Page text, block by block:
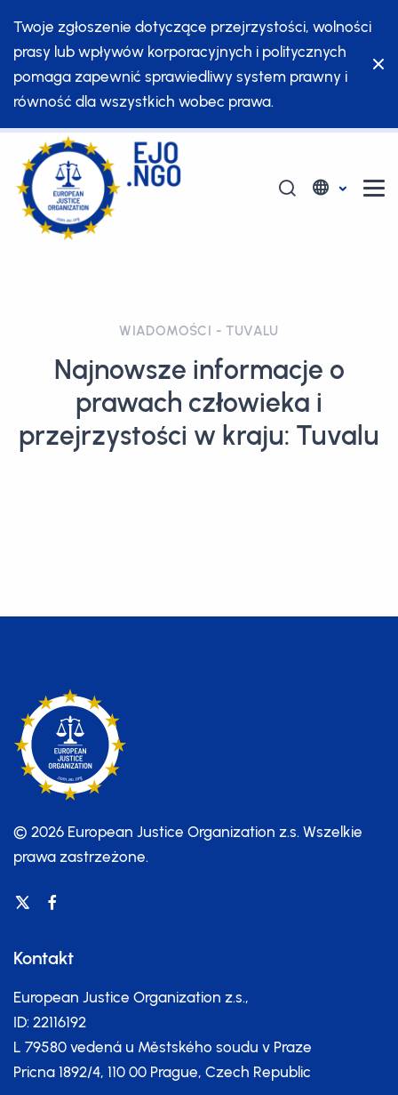
Twoje zgłoszenie dotyczące przejrzystości, wolności
prasy lub wpływów korporacyjnych i politycznych
pomaga zapewnić sprawiedliwy system prawny i
równość dla wszystkich wobec prawa.
WIADOMOŚCI - TUVALU
Najnowsze informacje o
prawach człowieka i
przejrzystości w kraju: Tuvalu
© 2026 European Justice Organization z.s. Wszelkie
prawa zastrzeżone.
Kontakt
European Justice Organization z.s.,
ID: 22116192
L 79580 vedená u Městského soudu v Praze
Pricna 1892/4, 110 00 Prague, Czech Republic